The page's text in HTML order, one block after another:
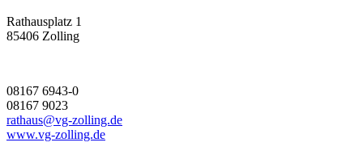
Rathausplatz 1
85406 Zolling
08167 6943-0
08167 9023
rathaus@vg-zolling.de
www.vg-zolling.de